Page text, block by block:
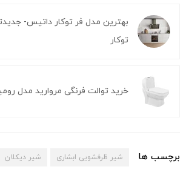
بهترین مدل فر توکار داتیس-
توکار
خرید توالت فرنگی مروارید مدل
برچسب ها شیر ظرفشویی ابشاری شیر دیکلان